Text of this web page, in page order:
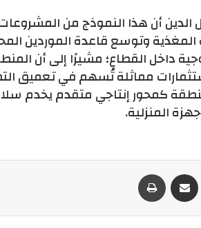
الدين أن هذا النموذج من
وتوسع قاعدة الموردين
داخل القطاع؛ مشيرًا إلى أن
مماثلة تُسهم في تعميق
كمحور إنتاجي متقدم يخدم
المنزلية.
ماسنجر مشاركة عبر البريد